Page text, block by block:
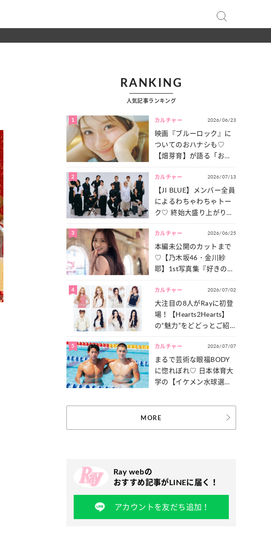
RANKING
人気記事ランキング
1 カルチャー 2026/06/23
映画『ブルーロック』に
ついてのおハナシも♡
【畑芽育】が語る「お仕
は？
2 カルチャー 2026/07/13
【JI BLUE】メンバー全員
によるわちゃわちゃトー
ク♡ 終始大盛り上がりだ
一気見せ！
3 カルチャー 2026/06/25
本編未公開のカットまで
♡【乃木坂46・金川紗
耶】1st写真集『好きのグ
たっぷりとお届け！
4 カルチャー 2026/07/02
大注目の8人がRayに初登
場！【Hearts2Hearts】
の“魅力”をどどっとご紹
5 カルチャー 2026/07/07
まるで芸術な眼福BODY
に惚れぼれ♡ 日本体育大
学の【イケメン水球選
MORE
Ray webの
おすすめ記事がLINEに届く！
アカウントを友だち追加！